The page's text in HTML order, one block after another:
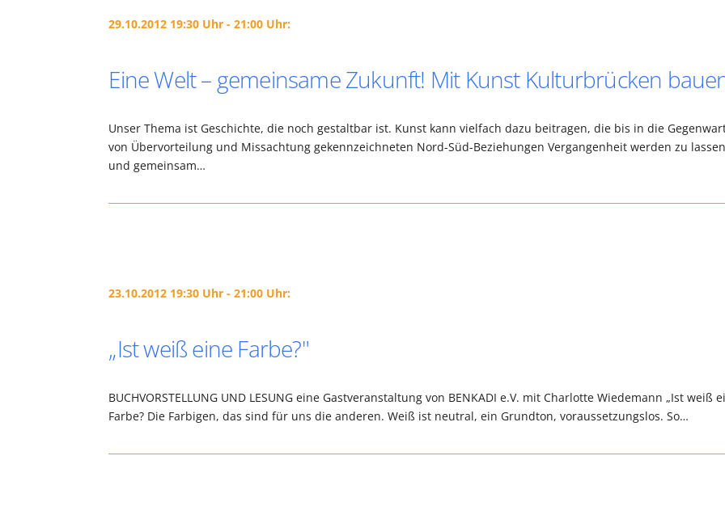
29.10.2012 19:30 Uhr - 21:00 Uhr:
Eine Welt – gemeinsame Zukunft! Mit Kunst Kulturbrücken
Unser Thema ist Geschichte, die noch gestaltbar ist. Kunst kann vielfach dazu beitragen, die bis in die
von Übervorteilung und Missachtung gekennzeichneten Nord-Süd-Beziehungen Vergangenheit werden zu
und gemeinsam…
23.10.2012 19:30 Uhr - 21:00 Uhr:
„Ist weiß eine Farbe?"
BUCHVORSTELLUNG UND LESUNG eine Gastveranstaltung von BENKADI e.V. mit Charlotte Wiedemann „Ist weiß
Farbe? Die Farbigen, das sind für uns die anderen. Weiß ist neutral, ein Grundton, voraussetzungslos. So…